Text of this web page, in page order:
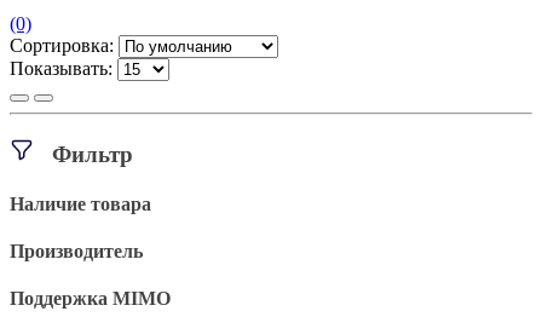
(0)
Сортировка:
Показывать:
Фильтр
Наличие товара
Производитель
Поддержка MIMO